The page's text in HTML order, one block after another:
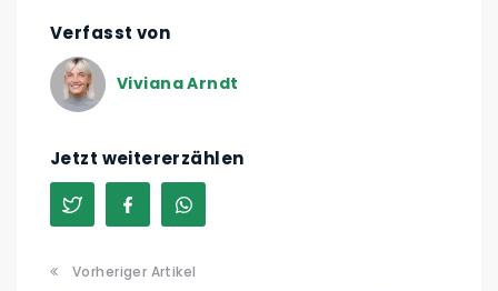
Verfasst von
Viviana Arndt
Jetzt weitererzählen
Vorheriger Artikel